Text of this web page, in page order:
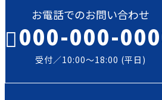
お電話でのお問い合わせ
000-000-
受付／10:00～18:00 (平日)